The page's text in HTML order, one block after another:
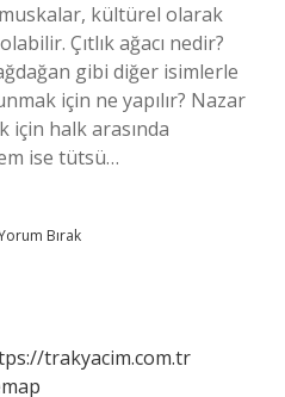
muskalar, kültürel olarak
Çıtlık ağacı nedir?
gibi diğer isimlerle
için ne yapılır? Nazar
için halk arasında
ise tütsü…
Bırak
trakyacim.com.tr